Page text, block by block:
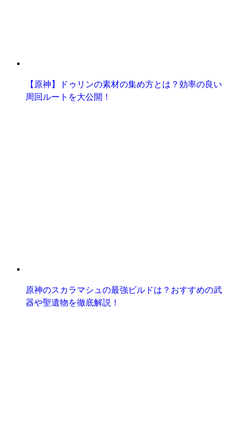
【原神】ドゥリンの素材の集め方とは？効率の良い
周回ルートを大公開！
原神のスカラマシュの最強ビルドは？おすすめの武
器や聖遺物を徹底解説！